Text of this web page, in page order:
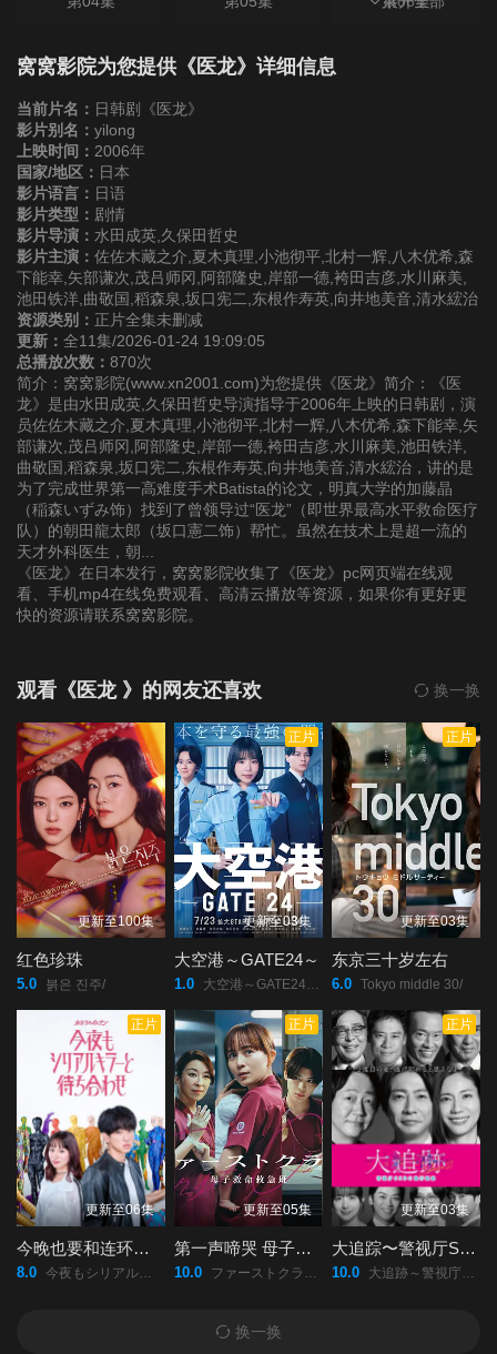
第07集 第08集
第10集
窝窝影院为您提供《医龙》详细信息
当前片名： 日韩剧《医龙》
影片别名： yilong
上映时间： 2006年
国家/地区： 日本
影片语言： 日语
影片类型： 剧情
影片导演： 水田成英,久保田哲史
影片主演： 佐佐木藏之介,夏木真理,小池彻平,北村一辉,八木优希,森
下能幸,矢部谦次,茂吕师冈,阿部隆史,岸部一德,袴田吉彦,水川麻美,
池田铁洋,曲敬国,稻森泉,坂口宪二,东根作寿英,向井地美音,清水綋治
资源类别： 正片全集未删减
更新： 全11集/2026-01-24 19:09:05
总播放次数： 870次
简介：窝窝影院(www.xn2001.com)为您提供《医龙》简介：《医
龙》是由水田成英,久保田哲史导演指导于2006年上映的日韩剧，演
员佐佐木藏之介,夏木真理,小池彻平,北村一辉,八木优希,森下能幸,矢
部谦次,茂吕师冈,阿部隆史,岸部一德,袴田吉彦,水川麻美,池田铁洋,
曲敬国,稻森泉,坂口宪二,东根作寿英,向井地美音,清水綋治，讲的是
为了完成世界第一高难度手术Batista的论文，明真大学的加藤晶
（稲森いずみ饰）找到了曾领导过“医龙”（即世界最高水平救命医疗
队）的朝田龍太郎（坂口憲二饰）帮忙。虽然在技术上是超一流的
天才外科医生，朝...
《医龙》在日本发行，窝窝影院收集了《医龙》pc网页端在线观
看、手机mp4在线免费观看、高清云播放等资源，如果你有更好更
快的资源请联系窝窝影院。
观看《医龙 》的网友还喜欢 换一换
更新至100集
红色珍珠
5.0 붉은 진주/
正片
更新至03集
大空港～GATE24～
1.0 大空港～GATE24～/
正片
更新至03集
东京三十岁左右
6.0 Tokyo middle 30/
正片
更新至06集
今晚也要和连环杀手约会
8.0 今夜もシリアルキラーと待ち合わせ/
正片
更新至05集
第一声啼哭 母子救命急救班
10.0 ファーストクライ/母子救命救急班/
正片
更新至03集
大追踪〜警视厅SSBC强行犯系〜第二季
10.0 大追跡～警視庁SSBC強行犯係～/2/
换一换